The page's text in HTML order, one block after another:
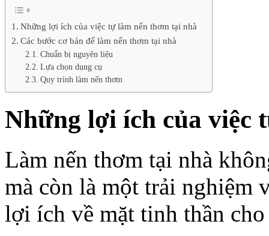
Những lợi ích của việc tự làm nến thơm tại nhà
Các bước cơ bản để làm nến thơm tại nhà
Chuẩn bị nguyên liệu
Lựa chọn dụng cụ
Quy trình làm nến thơm
Những lợi ích của việc
Làm nến thơm tại nhà
mà còn là một trải nghiệm
lợi ích về mặt tinh thần cho